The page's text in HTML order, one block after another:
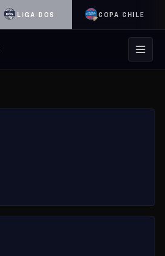
LIGA DOS COPA CHILE